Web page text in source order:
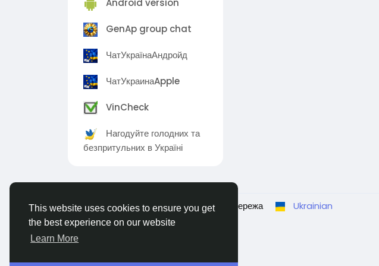
This website uses cookies to ensure you get
the best experience on our website
Learn More
Android version
GenAp group chat
ЧатУкраїнаАндройд
ЧатУкраинаApple
VinCheck
Нагодуйте голодних та
безпритульних в Україні
© 2026 Ukraina - Українська соціальна мережа Ukrainian